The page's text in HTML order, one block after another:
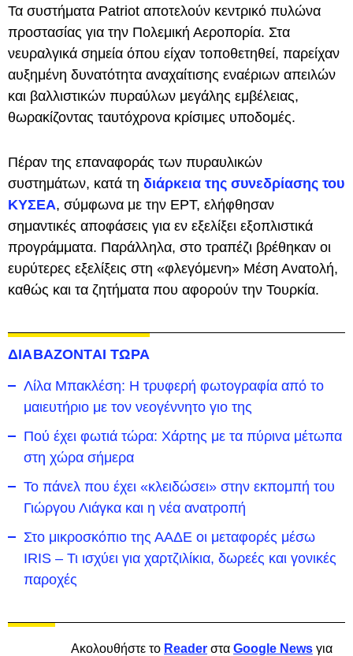
Τα συστήματα Patriot αποτελούν κεντρικό πυλώνα
προστασίας για την Πολεμική Αεροπορία. Στα
νευραλγικά σημεία όπου είχαν τοποθετηθεί, παρείχαν
αυξημένη δυνατότητα αναχαίτισης εναέριων απειλών
και βαλλιστικών πυραύλων μεγάλης εμβέλειας,
θωρακίζοντας ταυτόχρονα κρίσιμες υποδομές.
Πέραν της επαναφοράς των πυραυλικών
συστημάτων, κατά τη διάρκεια της συνεδρίασης του
ΚΥΣΕΑ, σύμφωνα με την ΕΡΤ, ελήφθησαν
σημαντικές αποφάσεις για εν εξελίξει εξοπλιστικά
προγράμματα. Παράλληλα, στο τραπέζι βρέθηκαν οι
ευρύτερες εξελίξεις στη «φλεγόμενη» Μέση Ανατολή,
καθώς και τα ζητήματα που αφορούν την Τουρκία.
ΔΙΑΒΑΖΟΝΤΑΙ ΤΩΡΑ
Λίλα Μπακλέση: Η τρυφερή φωτογραφία από το
μαιευτήριο με τον νεογέννητο γιο της
Πού έχει φωτιά τώρα: Χάρτης με τα πύρινα μέτωπα
στη χώρα σήμερα
Το πάνελ που έχει «κλειδώσει» στην εκπομπή του
Γιώργου Λιάγκα και η νέα ανατροπή
Στο μικροσκόπιο της ΑΑΔΕ οι μεταφορές μέσω
IRIS – Τι ισχύει για χαρτζιλίκια, δωρεές και γονικές
παροχές
Ακολουθήστε το Reader στα Google News για